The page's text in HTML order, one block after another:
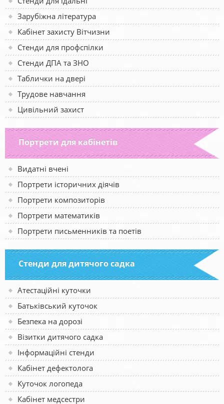
Зарубіжна література
Кабінет захисту Вітчизни
Стенди для профспілки
Стенди ДПА та ЗНО
Таблички на двері
Трудове навчання
Цивільний захист
Портрети для кабінетів
Видатні вчені
Портрети історичних діячів
Портрети композиторів
Портрети математиків
Портрети письменників та поетів
Стенди для дитячого садка
Атестаційні куточки
Батьківський куточок
Безпека на дорозі
Візитки дитячого садка
Інформаційні стенди
Кабінет дефектолога
Куточок логопеда
Кабінет медсестри